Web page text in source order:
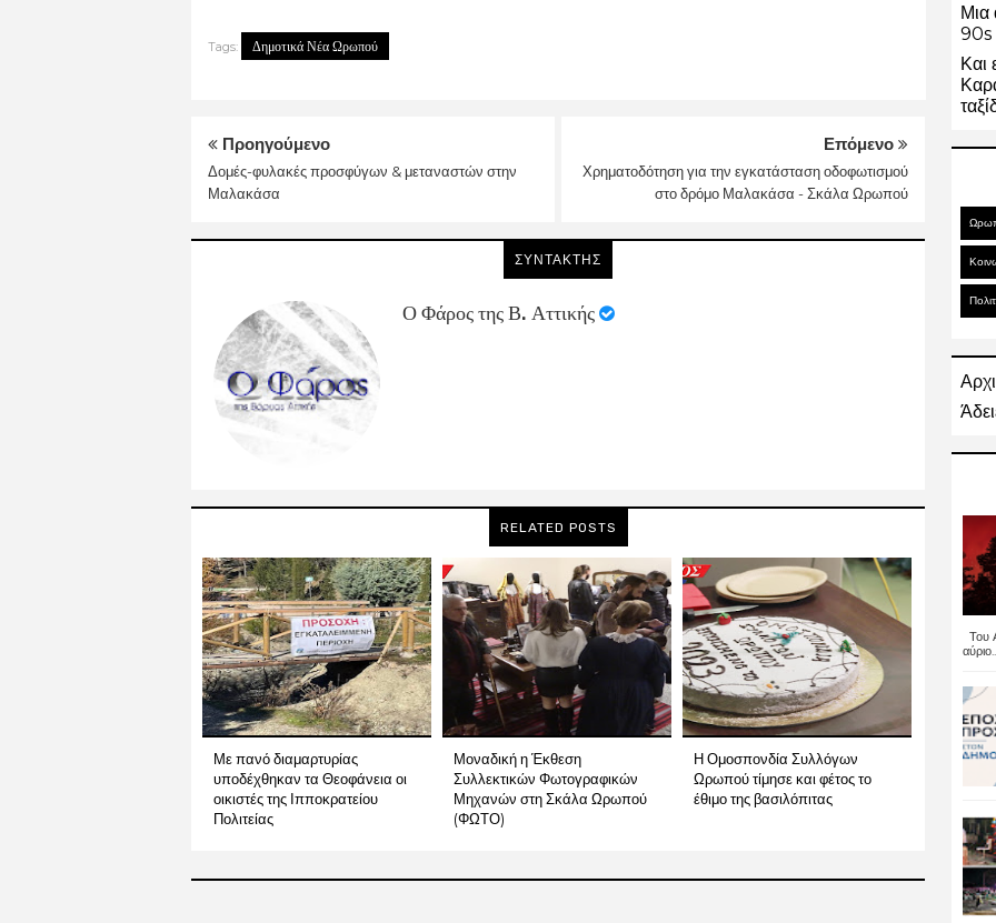
Tags: Δημοτικά Νέα Ωρωπού
Προηγούμενο
Δομές-φυλακές προσφύγων & μεταναστών στην
Μαλακάσα
Επόμενο
Χρηματοδότηση για την εγκατάσταση οδοφωτισμού
στο δρόμο Μαλακάσα - Σκάλα Ωρωπού
ΣΥΝΤΑΚΤΗΣ
Ο Φάρος της Β. Αττικής
RELATED POSTS
Με πανό διαμαρτυρίας
υποδέχθηκαν τα Θεοφάνεια οι
οικιστές της Ιπποκρατείου
Πολιτείας
Μοναδική η Έκθεση
Συλλεκτικών Φωτογραφικών
Μηχανών στη Σκάλα Ωρωπού
(ΦΩΤΟ)
Η Ομοσπονδία Συλλόγων
Ωρωπού τίμησε και φέτος το
έθιμο της βασιλόπιτας
Μια
90s
Και
Του